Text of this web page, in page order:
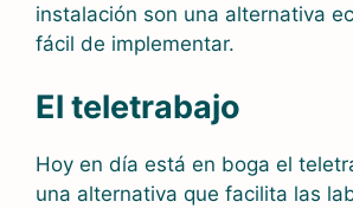
instalación son una alternativa
fácil de implementar.
El teletrabajo
Hoy en día está en boga el
una alternativa que facilita las